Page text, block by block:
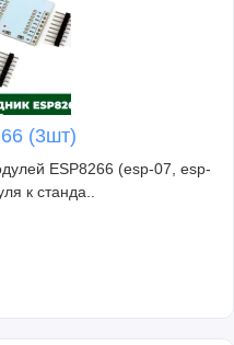
(3шт)
ESP8266 (esp-07, esp-
к станда..